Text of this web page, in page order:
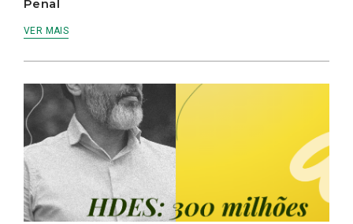
Penal
VER MAIS